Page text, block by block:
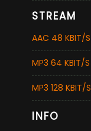
STREAM
AAC 48 KBIT/S
MP3 64 KBIT/S
MP3 128 KBIT/S
INFO